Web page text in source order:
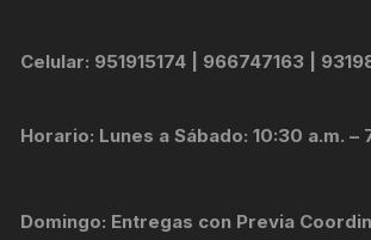
Celular: 951915174 | 966747163 |
Horario: Lunes a Sábado: 10:30 a.m. –
Domingo: Entregas con Previa